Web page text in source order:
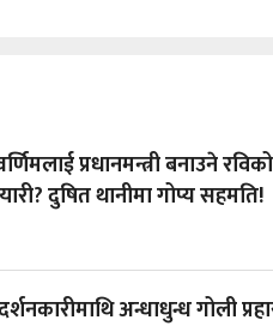
प्रधानमन्त्री बनाउने रविको
दुषित थानीमा गोप्य सहमति!
अन्धाधुन्ध गोली